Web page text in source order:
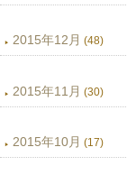
2015年12月 (48)
2015年11月 (30)
2015年10月 (17)